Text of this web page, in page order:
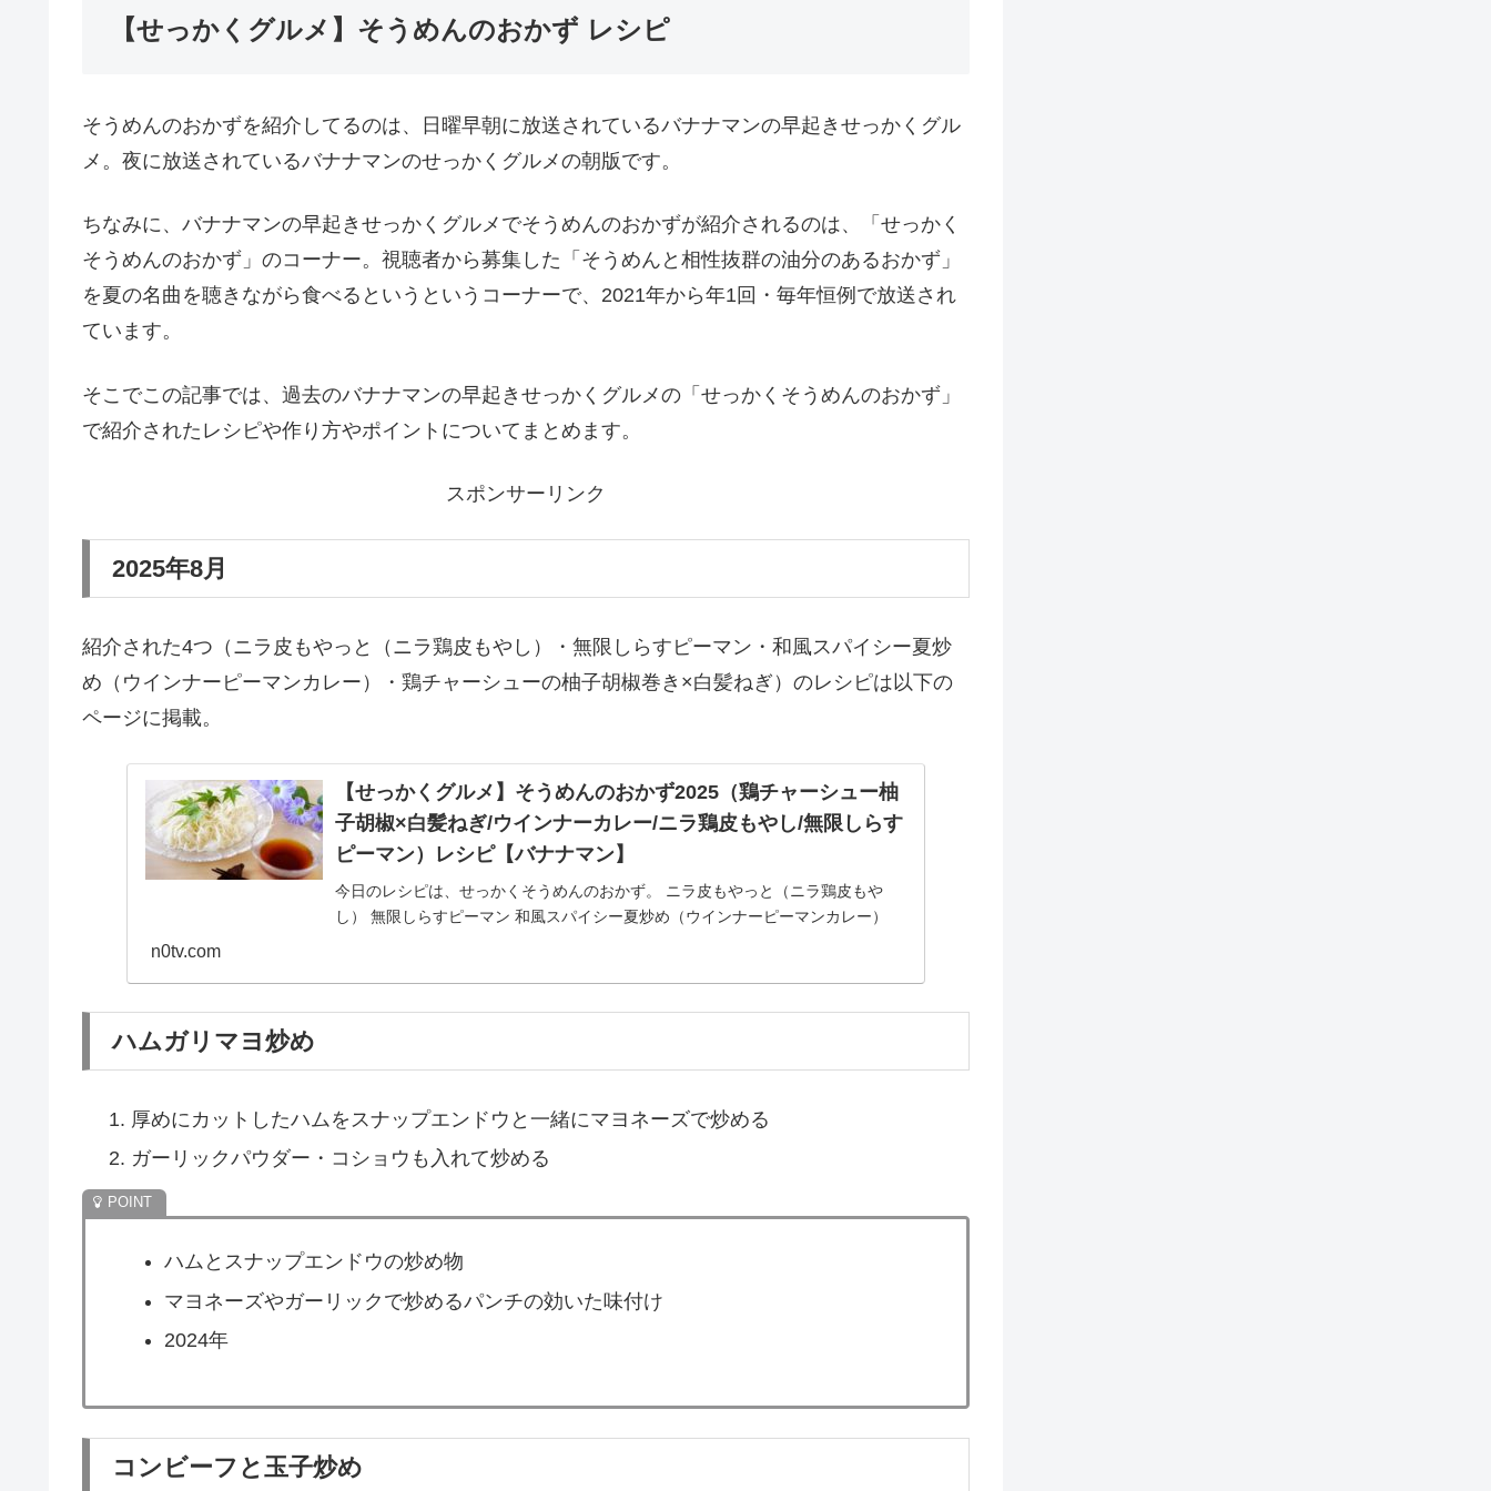
【せっかくグルメ】そうめんのおかず レシピ
そうめんのおかずを紹介してるのは、日曜早朝に放送されているバナナマンの早起きせっかくグル
メ。夜に放送されているバナナマンのせっかくグルメの朝版です。
ちなみに、バナナマンの早起きせっかくグルメでそうめんのおかずが紹介されるのは、「せっかく
そうめんのおかず」のコーナー。視聴者から募集した「そうめんと相性抜群の油分のあるおかず」
を夏の名曲を聴きながら食べるというというコーナーで、2021年から年1回・毎年恒例で放送され
ています。
そこでこの記事では、過去のバナナマンの早起きせっかくグルメの「せっかくそうめんのおかず」
で紹介されたレシピや作り方やポイントについてまとめます。
スポンサーリンク
2025年8月
紹介された4つ（ニラ皮もやっと（ニラ鶏皮もやし）・無限しらすピーマン・和風スパイシー夏炒
め（ウインナーピーマンカレー）・鶏チャーシューの柚子胡椒巻き×白髪ねぎ）のレシピは以下の
ページに掲載。
【せっかくグルメ】そうめんのおかず2025（鶏チャーシュー柚
子胡椒×白髪ねぎ/ウインナーカレー/ニラ鶏皮もやし/無限しらす
ピーマン）レシピ【バナナマン】
今日のレシピは、せっかくそうめんのおかず。 ニラ皮もやっと（ニラ鶏皮もや
し） 無限しらすピーマン 和風スパイシー夏炒め（ウインナーピーマンカレー）
n0tv.com
ハムガリマヨ炒め
厚めにカットしたハムをスナップエンドウと一緒にマヨネーズで炒める
ガーリックパウダー・コショウも入れて炒める
ハムとスナップエンドウの炒め物
マヨネーズやガーリックで炒めるパンチの効いた味付け
2024年
コンビーフと玉子炒め